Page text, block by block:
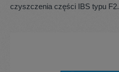
czyszczenia części IBS typu F2.